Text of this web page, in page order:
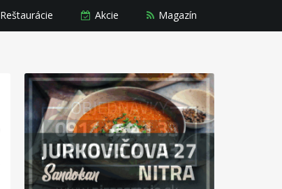
Reštaurácie Akcie Magazín